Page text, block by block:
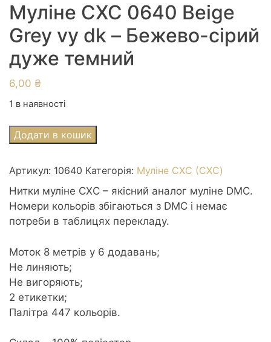
Муліне СХС 0640 Beige
Grey vy dk – Бежево-сірий
дуже темний
6,00 ₴
1 в наявності
Муліне
СХС
Beige
Grey
vy
dk
Бежево-
сірий
дуже
темний
кількість
Додати в кошик
Артикул: 10640 Категорія: Муліне СХС (CXC)
Нитки муліне СХС – якісний аналог муліне DMC.
Номери кольорів збігаються з DMC і немає
потреби в таблицях перекладу.
Моток 8 метрів у 6 додавань;
Не линяють;
Не вигоряють;
2 етикетки;
Палітра 447 кольорів.